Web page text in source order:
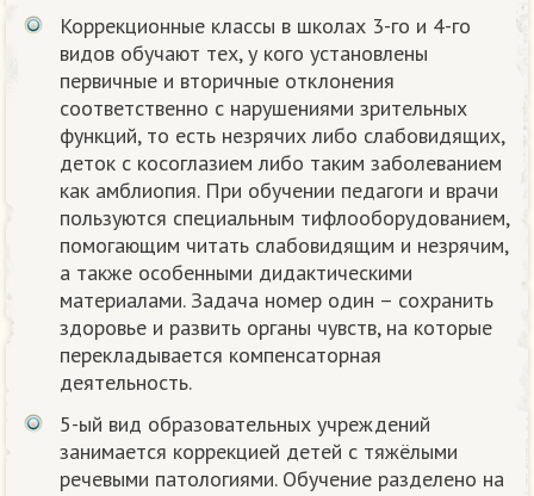
Коррекционные классы в школах 3-го и 4-го
видов обучают тех, у кого установлены
первичные и вторичные отклонения
соответственно с нарушениями зрительных
функций, то есть незрячих либо слабовидящих,
деток с косоглазием либо таким заболеванием
как амблиопия. При обучении педагоги и врачи
пользуются специальным тифлооборудованием,
помогающим читать слабовидящим и незрячим,
а также особенными дидактическими
материалами. Задача номер один – сохранить
здоровье и развить органы чувств, на которые
перекладывается компенсаторная
деятельность.
5-ый вид образовательных учреждений
занимается коррекцией детей с тяжёлыми
речевыми патологиями. Обучение разделено на